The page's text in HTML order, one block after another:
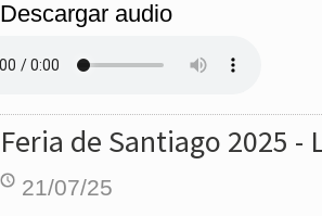
Descargar audio
Feria de Santiago 2025 -
21/07/25